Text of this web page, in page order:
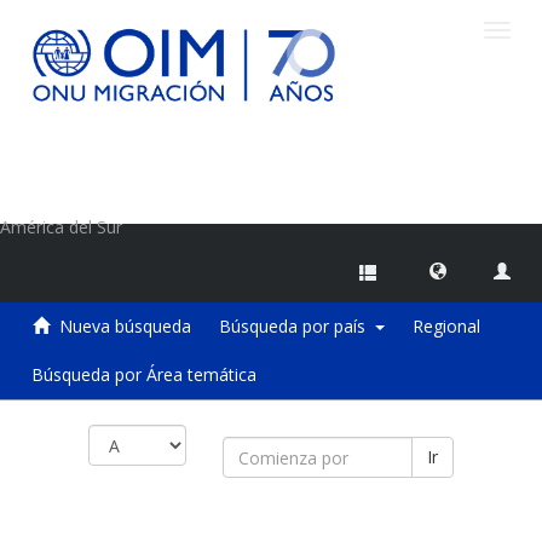
América del Sur
Nueva búsqueda Búsqueda por país Regional
Búsqueda por Área temática
Ir